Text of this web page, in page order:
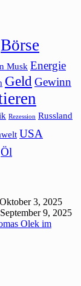
Börse
Musk Energie
GeldGewinn
Rezession Russland
USA
Öl
Oktober 3, 2025
September 9, 2025
Olek im